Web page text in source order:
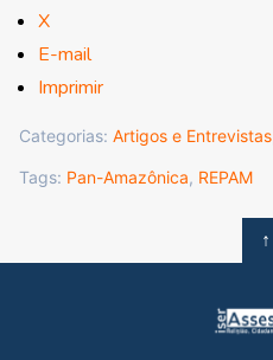
X
E-mail
Imprimir
Categorias: Artigos e Entrevistas
Tags: Pan-Amazônica, REPAM
↑